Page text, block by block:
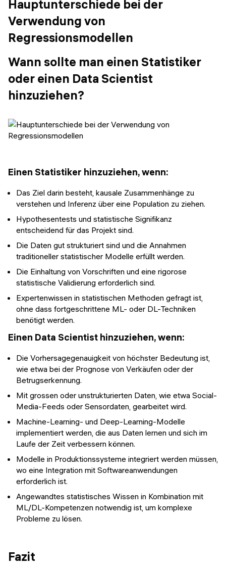
Hauptunterschiede bei der
Verwendung von
Regressionsmodellen
Wann sollte man einen Statistiker
oder einen Data Scientist
hinzuziehen?
Einen Statistiker hinzuziehen, wenn:
Das Ziel darin besteht, kausale Zusammenhänge zu
verstehen und Inferenz über eine Population zu ziehen.
Hypothesentests und statistische Signifikanz
entscheidend für das Projekt sind.
Die Daten gut strukturiert sind und die Annahmen
traditioneller statistischer Modelle erfüllt werden.
Die Einhaltung von Vorschriften und eine rigorose
statistische Validierung erforderlich sind.
Expertenwissen in statistischen Methoden gefragt ist,
ohne dass fortgeschrittene ML- oder DL-Techniken
benötigt werden.
Einen Data Scientist hinzuziehen, wenn:
Die Vorhersagegenauigkeit von höchster Bedeutung ist,
wie etwa bei der Prognose von Verkäufen oder der
Betrugserkennung.
Mit grossen oder unstrukturierten Daten, wie etwa Social-
Media-Feeds oder Sensordaten, gearbeitet wird.
Machine-Learning- und Deep-Learning-Modelle
implementiert werden, die aus Daten lernen und sich im
Laufe der Zeit verbessern können.
Modelle in Produktionssysteme integriert werden müssen,
wo eine Integration mit Softwareanwendungen
erforderlich ist.
Angewandtes statistisches Wissen in Kombination mit
ML/DL-Kompetenzen notwendig ist, um komplexe
Probleme zu lösen.
Fazit